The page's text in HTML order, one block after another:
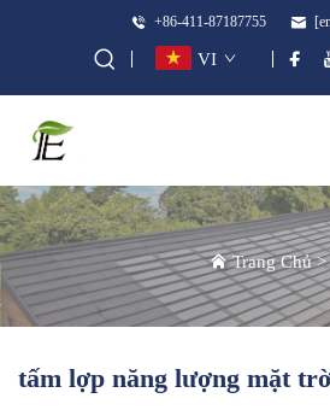
+86-411-87187755
VI
Trang Chủ>
tấm lợp năng lượng mặt